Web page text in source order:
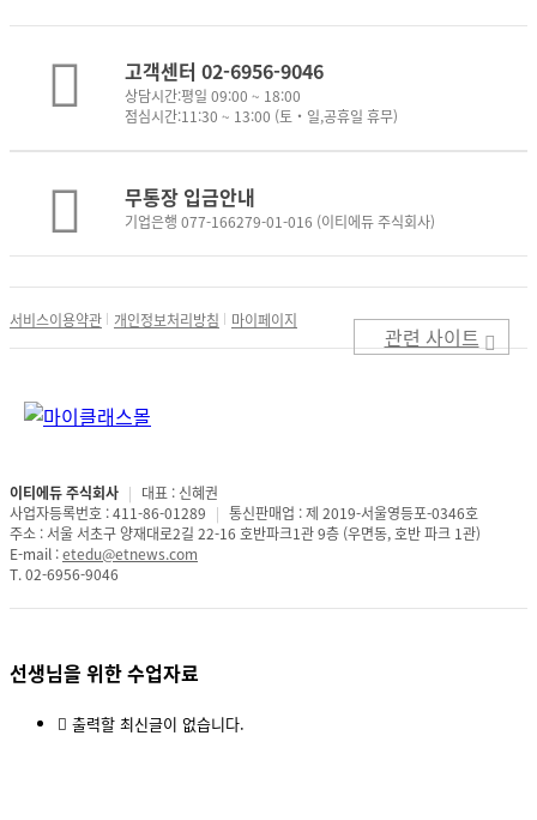
고객센터 02-6956-9046
상담시간:평일 09:00 ~ 18:00
점심시간:11:30 ~ 13:00 (토・일,공휴일 휴무)
무통장 입금안내
기업은행 077-166279-01-016 (이티에듀 주식회사)
서비스이용약관 개인정보처리방침 마이페이지
관련 사이트
이티에듀 주식회사 | 대표 : 신혜권
사업자등록번호 : 411-86-01289 | 통신판매업 : 제 2019-서울영등포-0346호
주소 : 서울 서초구 양재대로2길 22-16 호반파크1관 9층 (우면동, 호반 파크 1관)
E-mail :etedu@etnews.com
T. 02-6956-9046
선생님을 위한 수업자료
출력할 최신글이 없습니다.